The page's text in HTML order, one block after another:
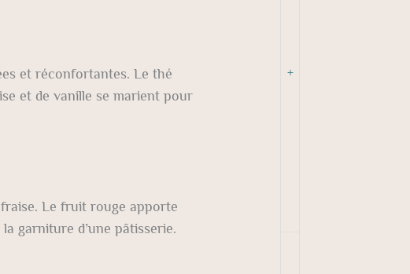
+
et réconfortantes. Le thé
et de vanille se marient pour
Le fruit rouge apporte
garniture d’une pâtisserie.